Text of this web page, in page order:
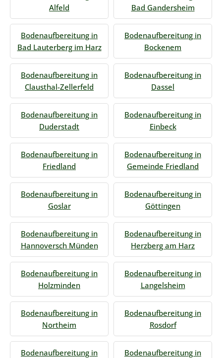
Alfeld
Bad Gandersheim
Bodenaufbereitung in
Bad Lauterberg im Harz
Bodenaufbereitung in
Bockenem
Bodenaufbereitung in
Clausthal-Zellerfeld
Bodenaufbereitung in
Dassel
Bodenaufbereitung in
Duderstadt
Bodenaufbereitung in
Einbeck
Bodenaufbereitung in
Friedland
Bodenaufbereitung in
Gemeinde Friedland
Bodenaufbereitung in
Goslar
Bodenaufbereitung in
Göttingen
Bodenaufbereitung in
Hannoversch Münden
Bodenaufbereitung in
Herzberg am Harz
Bodenaufbereitung in
Holzminden
Bodenaufbereitung in
Langelsheim
Bodenaufbereitung in
Northeim
Bodenaufbereitung in
Rosdorf
Bodenaufbereitung in
Bodenaufbereitung in